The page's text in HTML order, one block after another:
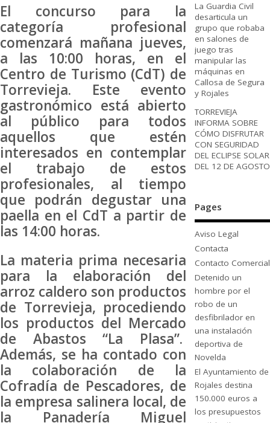
El concurso para la
categoría profesional
comenzará mañana jueves,
a las 10:00 horas, en el
Centro de Turismo (CdT) de
Torrevieja. Este evento
gastronómico está abierto
al público para todos
aquellos que estén
interesados en contemplar
el trabajo de estos
profesionales, al tiempo
que podrán degustar una
paella en el CdT a partir de
las 14:00 horas.
La materia prima necesaria
para la elaboración del
arroz caldero son productos
de Torrevieja, procediendo
los productos del Mercado
de Abastos “La Plasa”.
Además, se ha contado con
la colaboración de la
Cofradía de Pescadores, de
la empresa salinera local, de
la Panadería Miguel
La Guardia Civil
desarticula un
grupo que robaba
en salones de
juego tras
manipular las
máquinas en
Callosa de Segura
y Rojales
TORREVIEJA
INFORMA SOBRE
CÓMO DISFRUTAR
CON SEGURIDAD
DEL ECLIPSE SOLAR
DEL 12 DE AGOSTO
Pages
Aviso Legal
Contacta
Contacto Comercial
Detenido un
hombre por el
robo de un
desfibrilador en
una instalación
deportiva de
Novelda
El Ayuntamiento de
Rojales destina
150.000 euros a
los presupuestos